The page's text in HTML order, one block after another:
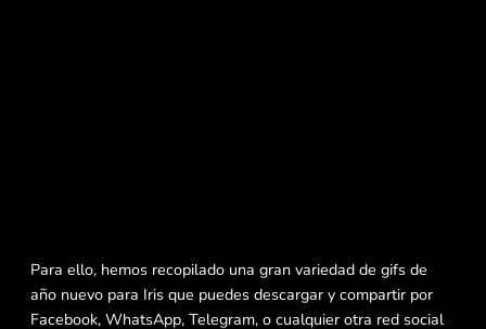
Para ello, hemos recopilado una gran variedad de gifs de
año nuevo para Iris que puedes descargar y compartir por
Facebook, WhatsApp, Telegram, o cualquier otra red social